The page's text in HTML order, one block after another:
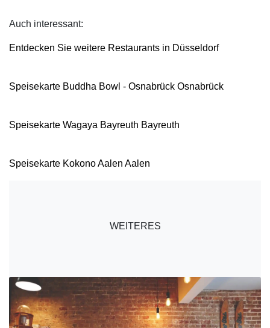
Auch interessant:
Entdecken Sie weitere Restaurants in Düsseldorf
Speisekarte Buddha Bowl - Osnabrück Osnabrück
Speisekarte Wagaya Bayreuth Bayreuth
Speisekarte Kokono Aalen Aalen
WEITERES